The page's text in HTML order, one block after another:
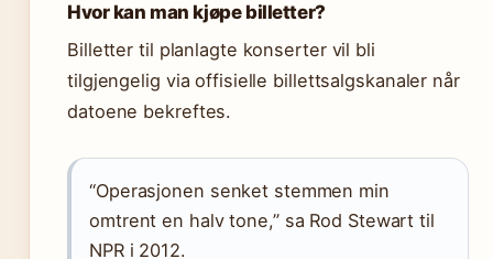
Hvor kan man kjøpe billetter?
Billetter til planlagte konserter vil bli
tilgjengelig via offisielle billettsalgskanaler når
datoene bekreftes.
“Operasjonen senket stemmen min
omtrent en halv tone,” sa Rod Stewart til
NPR i 2012.